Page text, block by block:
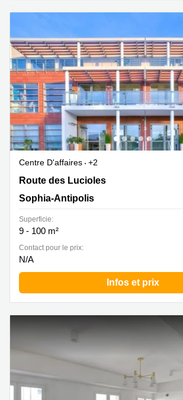
Centre D'affaires
+2
535 Route des Lucioles, Sophia-Antipolis
Route des Lucioles
Sophia-Antipolis
Superficie:
9 - 100 m²
Contact pour le prix:
N/A
Infos et prix